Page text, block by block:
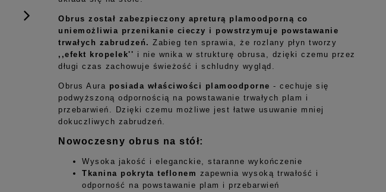
Obrus został zabezpieczony apreturą plamoodporną co
uniemożliwia przenikanie cieczy i powstrzymuje powstawanie
trwałych zabrudzeń. Zabieg ten sprawia, że rozlany płyn tworzy
,,efekt kropelek'' i nie wnika w strukturę obrusa, dzięki czemu przez
długi czas zachowuje świeżość i schludny wygląd.
Obrus Aura posiada właściwości plamoodporne - cechuje się
podwyższoną odpornością na powstawanie trwałych plam i
przebarwień. Dzięki czemu możliwe jest łatwe usuwanie mniej
dokuczliwych zabrudzeń.
Nowoczesny obrus na stół:
Wysoka jakość i eleganckie, staranne wykończenie
Tkanina pokryta teflonem zapewnia wysoką trwałość i
odporność na powstawanie plam i przebarwień